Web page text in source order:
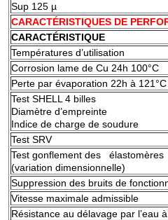
Sup 125 µ
CARACTÉRISTIQUES DE
CARACTÉRISTIQUE
Températures d’utilisation
Corrosion lame de Cu 24h 100°C
Perte par évaporation 22h à 121°C
Test SHELL 4 billes
Diamètre d’empreinte
Indice de charge de soudure
Test SRV
Test gonflement des
(variation dimensionnelle)
Suppression des bruits de
Vitesse maximale admissible
Résistance au délavage par l’eau